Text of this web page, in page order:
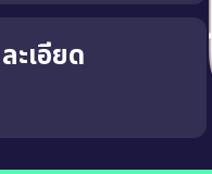
ะเอียด